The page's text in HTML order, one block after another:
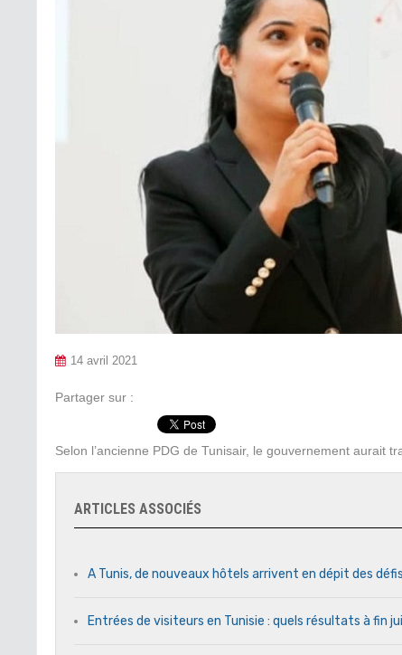
14 avril 2021
Partager sur :
Selon l’ancienne PDG de Tunisair, le gouvernement aurait
ARTICLES ASSOCIÉS
A Tunis, de nouveaux hôtels arrivent en dépit des
Entrées de visiteurs en Tunisie : quels résultats à fin